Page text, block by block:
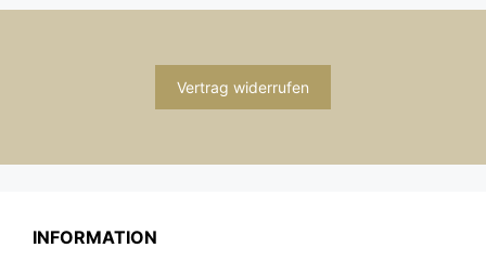
Vertrag widerrufen
INFORMATION